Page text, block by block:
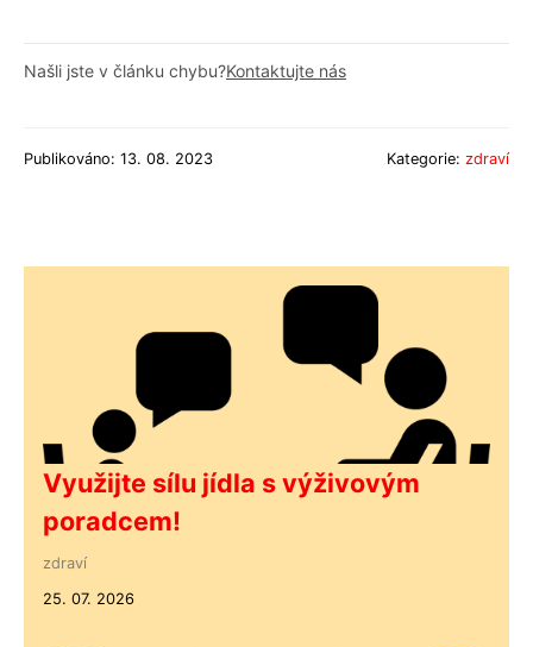
Našli jste v článku chybu?Kontaktujte nás
Publikováno: 13. 08. 2023 Kategorie: zdraví
Využijte sílu jídla s výživovým
poradcem!
zdraví
25. 07. 2026